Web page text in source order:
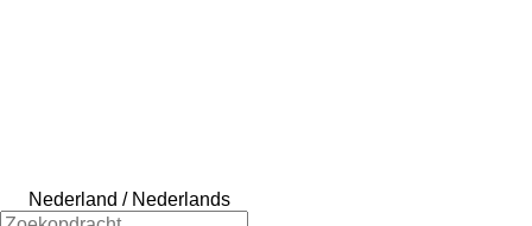
Nederland / Nederlands